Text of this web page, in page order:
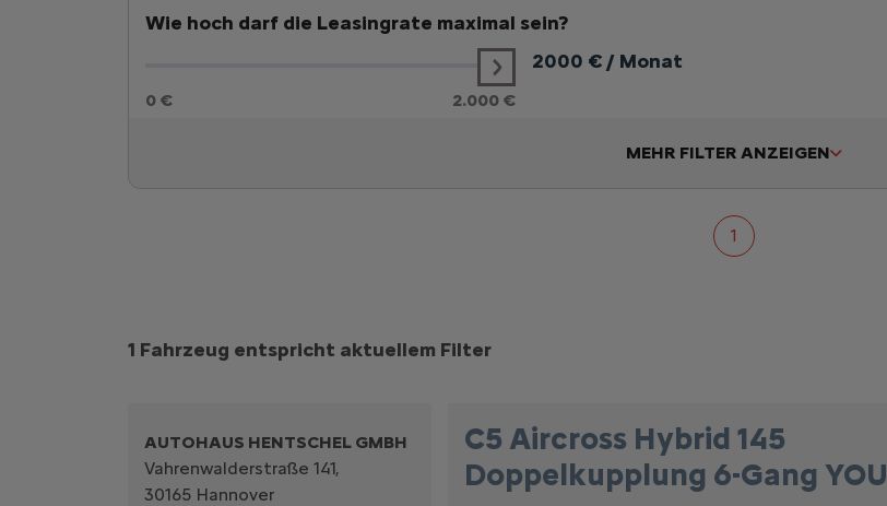
Wie hoch darf die Leasingrate maximal sein?
0 € 2.000 €
2000 € / Monat
MEHR FILTER ANZEIGEN
1
Suchergebnisse
1 Fahrzeug entspricht aktuellem Filter
AUTOHAUS HENTSCHEL GMBH
Vahrenwalderstraße 141,
30165 Hannover
C5 Aircross Hybrid 145
Doppelkupplung 6-Gang YOU